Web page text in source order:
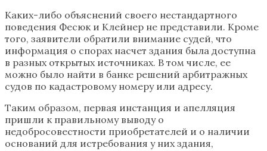
Каких-либо объяснений своего нестандартного
поведения Фесюк и Клейнер не представили. Кроме
того, заявители обратили внимание судей, что
информация о спорах насчет здания была доступна
в разных открытых источниках. В том числе, ее
можно было найти в банке решений арбитражных
судов по кадастровому номеру или адресу.
Таким образом, первая инстанция и апелляция
пришли к правильному выводу о
недобросовестности приобретателей и о наличии
оснований для истребования у них здания,